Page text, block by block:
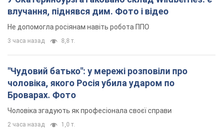
влучання, піднявся дим. Фото і відео
Не допомогла росіянам навіть робота ППО
3 часа назад 8,8 т.
"Чудовий батько": у мережі розповіли про
чоловіка, якого Росія убила ударом по
Броварах. Фото
Чоловіка згадують як професіонала своєї справи
2 часа назад 1,0 т.